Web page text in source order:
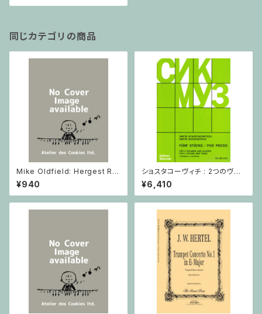
同じカテゴリの商品
Mike Oldfield: Hergest Rid
ge / ピアノ
¥940
ショスタコーヴィチ : 2つのヴァ
イオリンとピアノのための 5つの
小品 / ヴァイオリン2とピアノ
¥6,410